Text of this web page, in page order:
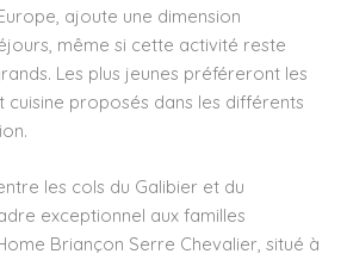
ajoute une dimension
même si cette activité reste
Les plus jeunes préféreront les
proposés dans les différents
les cols du Galibier et du
exceptionnel aux familles
Briançon Serre Chevalier, situé à